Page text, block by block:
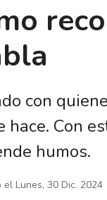
con
hace. Con
humos.
el Lunes, 30 Dic. 2024